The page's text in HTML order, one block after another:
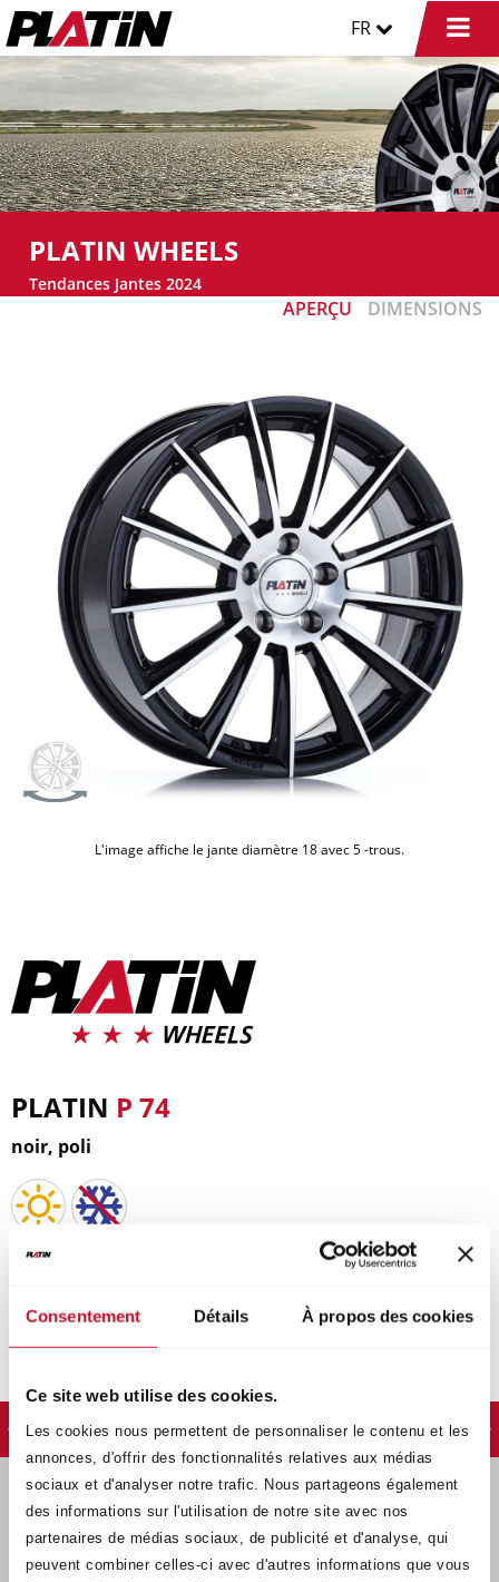
Consentement Détails À propos des cookies
Ce site web utilise des cookies.
Les cookies nous permettent de personnaliser le contenu et les
annonces, d'offrir des fonctionnalités relatives aux médias
sociaux et d'analyser notre trafic. Nous partageons également
des informations sur l'utilisation de notre site avec nos
partenaires de médias sociaux, de publicité et d'analyse, qui
peuvent combiner celles-ci avec d'autres informations que vous
FR
PLATIN WHEELS
Tendances Jantes 2024
APERÇU DIMENSIONS
L'image affiche le jante diamètre 18 avec5-trous.
PLATIN P 74
noir, poli
Une jante au tempérament sportif avec ses branches
un rendu plus grand. Finition noir, noir poli ou alu
classique.
DIAMÈTRE ET ENTRAXE
PLATINP 74, noir, poli